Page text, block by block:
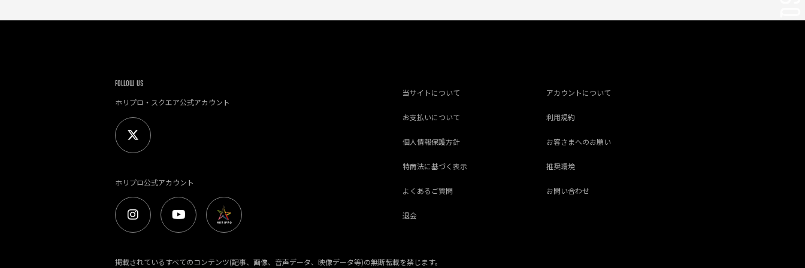
FOLLOW US
ホリプロ・スクエア公式アカウント
ホリプロ公式アカウント
当サイトについて アカウントについて
お支払いについて 利用規約
個人情報保護方針 お客さまへのお願い
特商法に基づく表示 推奨環境
よくあるご質問 お問い合わせ
退会
掲載されているすべてのコンテンツ(記事、画像、音声データ、映像データ等)の無断転載を禁じます。